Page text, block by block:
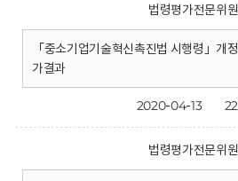
법령평가전문위
「중소기업기술혁신촉진법 시행령」개
가결과
2020-04-13
법령평가전문위